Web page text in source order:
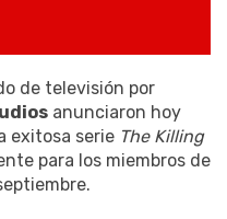
de televisión por
anunciaron hoy
exitosa serie The Killing
para los miembros de